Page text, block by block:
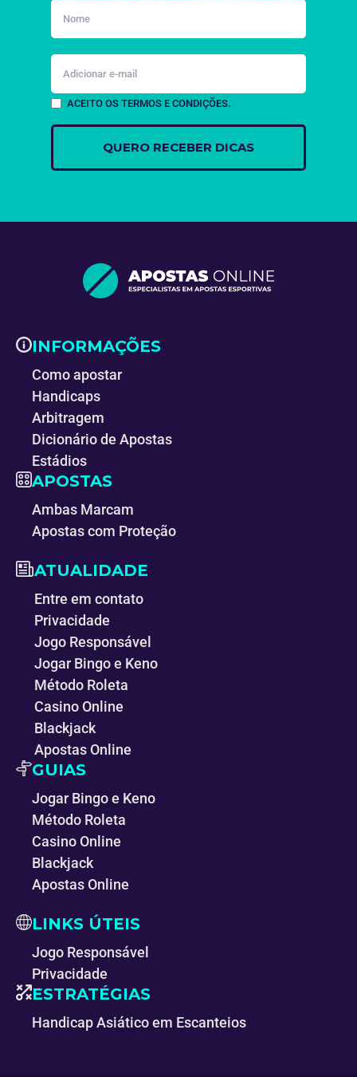
ACEITO OS TERMOS E CONDIÇÕES.
INFORMAÇÕES
Como apostar
Handicaps
Arbitragem
Dicionário de Apostas
Estádios
APOSTAS
Ambas Marcam
Apostas com Proteção
ATUALIDADE
Entre em contato
Privacidade
Jogo Responsável
Jogar Bingo e Keno
Método Roleta
Casino Online
Blackjack
Apostas Online
GUIAS
Jogar Bingo e Keno
Método Roleta
Casino Online
Blackjack
Apostas Online
LINKS ÚTEIS
Jogo Responsável
Privacidade
ESTRATÉGIAS
Handicap Asiático em Escanteios